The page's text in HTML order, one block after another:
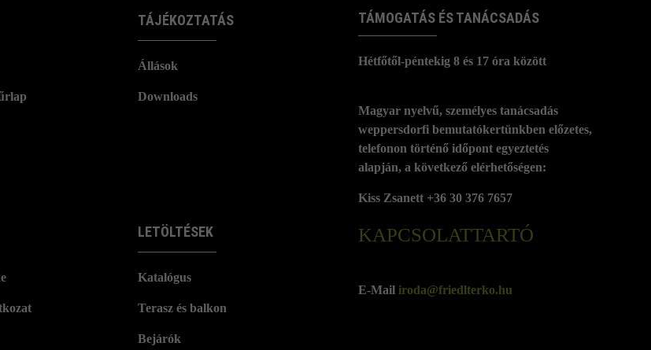
TÁJÉKOZTATÁS
Állások
Downloads
LETÖLTÉSEK
Katalógus
Terasz és balkon
Bejárók
TÁMOGATÁS ÉS TANÁCSADÁS
Hétfőtől-péntekig 8 és 17 óra között
KAPCSOLATTARTÓ
Magyar nyelvű, személyes tanácsadás
weppersdorfi bemutatókertünkben előzetes,
telefonon történő időpont egyeztetés
alapján, a következő elérhetőségen:
Kiss Zsanett +36 30 376 7657
E-Mail iroda@friedlterko.hu